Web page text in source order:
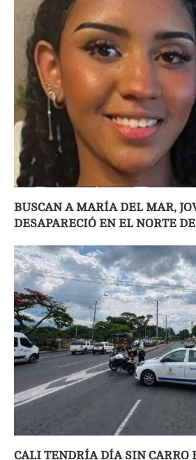
BUSCAN A MARÍA DEL MAR,
DESAPARECIÓ EN EL NORTE
CALI TENDRÍA DÍA SIN CARRO